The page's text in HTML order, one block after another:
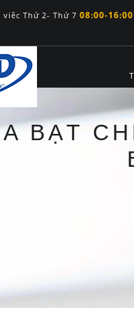
Thứ 2- Thứ 7 08:00-16:00
BẠT